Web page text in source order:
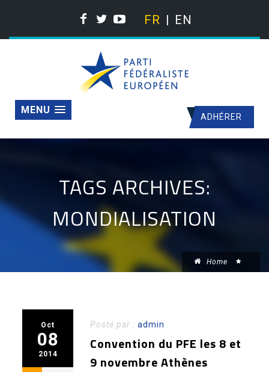
FR EN
ADHÉRER
MENU
TAGS ARCHIVES:
MONDIALISATION
Home
Oct
08
2014
Posté par :admin
Convention du PFE les 8 et
9 novembre Athènes